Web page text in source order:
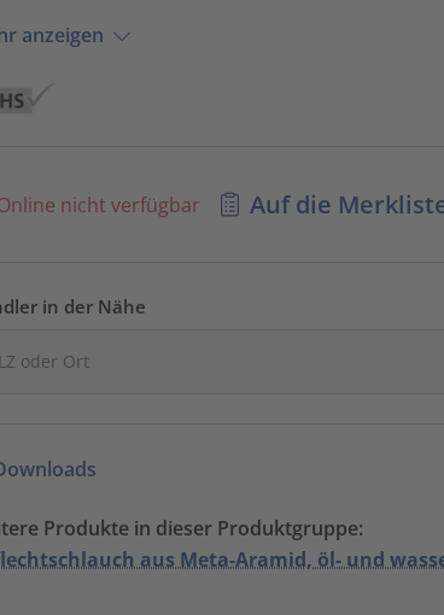
anzeigen
nicht verfügbar Auf die
in der Nähe
Produkte in dieser Produktgruppe:
aus Meta-Aramid, öl- und